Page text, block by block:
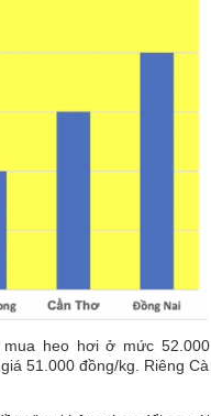
heo hơi ở mức 52.000
51.000 đồng/kg. Riêng Cà